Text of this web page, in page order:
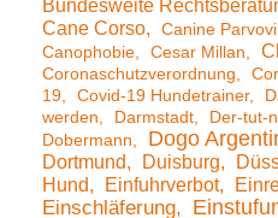
Bundesweite
Cane Corso Canine
Canophobie Cesar Millan
Coronaschutzverordnung
19
Covid-19 Hundetrainer
werden
Darmstadt Der-tut-
Dobermann
Dogo
Dortmund Duisburg
Hund
Einfuhrverbot
Einschläferung